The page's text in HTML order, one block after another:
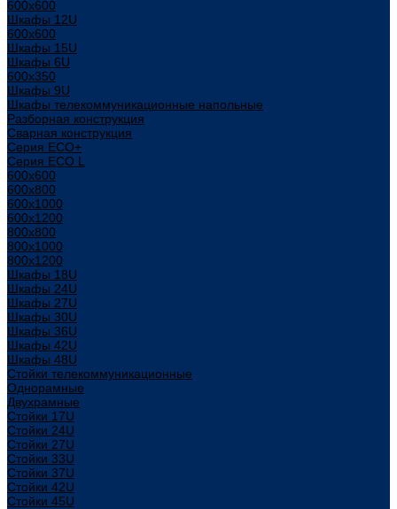
600x600
Шкафы 12U
600x600
Шкафы 15U
Шкафы 6U
600x350
Шкафы 9U
Шкафы телекоммуникационные напольные
Разборная конструкция
Сварная конструкция
Серия ECO+
Серия ECO L
600x600
600x800
600х1000
600х1200
800x800
800х1000
800х1200
Шкафы 18U
Шкафы 24U
Шкафы 27U
Шкафы 30U
Шкафы 36U
Шкафы 42U
Шкафы 48U
Стойки телекоммуникационные
Однорамные
Двухрамные
Стойки 17U
Стойки 24U
Стойки 27U
Стойки 33U
Стойки 37U
Стойки 42U
Стойки 45U